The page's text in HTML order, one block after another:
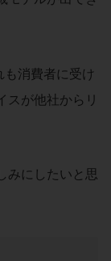
消費者に受け
スが他社からリ
みにしたいと思